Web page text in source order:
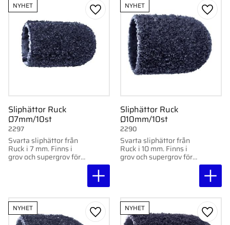
Sliphättor Ruck
Ø7mm/10st
Svarta sliphättor från
Ruck i 7 mm. Finns i
grov och supergrov för
2297
NYHET
Lägg till i favoriter
Sliphättor Ruck
Ø10mm/10st
Svarta sliphättor från
Ruck i 10 mm. Finns i
grov och supergrov för
2290
NYHET
Lägg
NYHET
Lägg till i favoriter
NYHET
Lägg